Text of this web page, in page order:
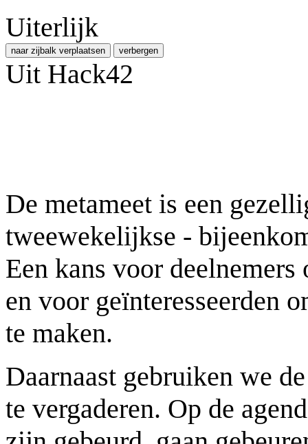
Uiterlijk
naar zijbalk verplaatsen verbergen
Uit Hack42
De metameet is een
tweewekelijkse -
Een kans voor
en voor geïnteresseerden
te maken.
Daarnaast gebruiken we
te vergaderen. Op de